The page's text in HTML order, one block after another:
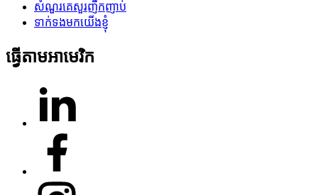
សំណួរគេសួរញឹកញាប់
ទាក់ទងមកយើងខ្ញុំ
ធ្វើតាមអាមេរិក